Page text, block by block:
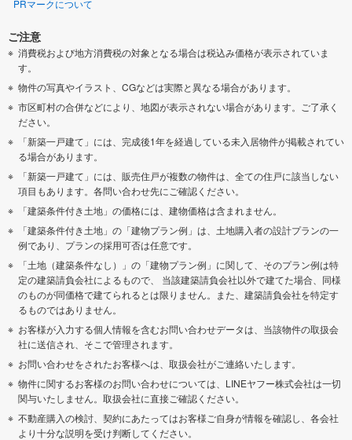
PRマークについて
ご注意
消費税および地方消費税の対象となる場合は税込み価格が表示されていま
す。
物件の写真やイラスト、CGなどは実際と異なる場合があります。
市区町村の合併などにより、地図が表示されない場合があります。ご了承く
ださい。
「新築一戸建て」には、完成後1年を経過している未入居物件が掲載されてい
る場合があります。
「新築一戸建て」には、販売住戸が複数の物件は、全ての住戸に該当しない
項目もあります。各問い合わせ先にご確認ください。
「建築条件付き土地」の価格には、建物価格は含まれません。
「建築条件付き土地」の「建物プラン例」は、土地購入者の設計プランの一
例であり、プランの採用可否は任意です。
「土地（建築条件なし）」の「建物プラン例」に関して、そのプラン例は特
定の建築請負会社によるもので、 当該建築請負会社以外で建てた場合、同様
のものが同価格で建てられるとは限りません。また、建築請負会社を特定す
るものではありません。
お客様が入力する個人情報を含むお問い合わせデータは、当該物件の取扱会
社に送信され、そこで管理されます。
お問い合わせをされたお客様へは、取扱会社がご連絡いたします。
物件に関するお客様のお問い合わせについては、LINEヤフー株式会社は一切
関与いたしません。取扱会社に直接ご確認ください。
不動産購入の検討、契約にあたってはお客様ご自身が情報を確認し、各会社
より十分な説明を受け判断してください。